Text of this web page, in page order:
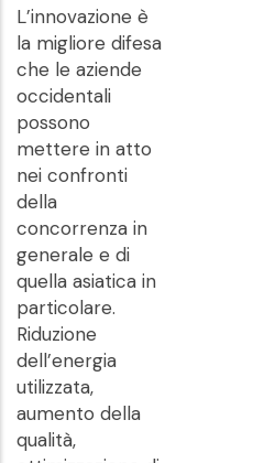
L’innovazione è
la migliore difesa
che le aziende
occidentali
possono
mettere in atto
nei confronti
della
concorrenza in
generale e di
quella asiatica in
particolare.
Riduzione
dell’energia
utilizzata,
aumento della
qualità,